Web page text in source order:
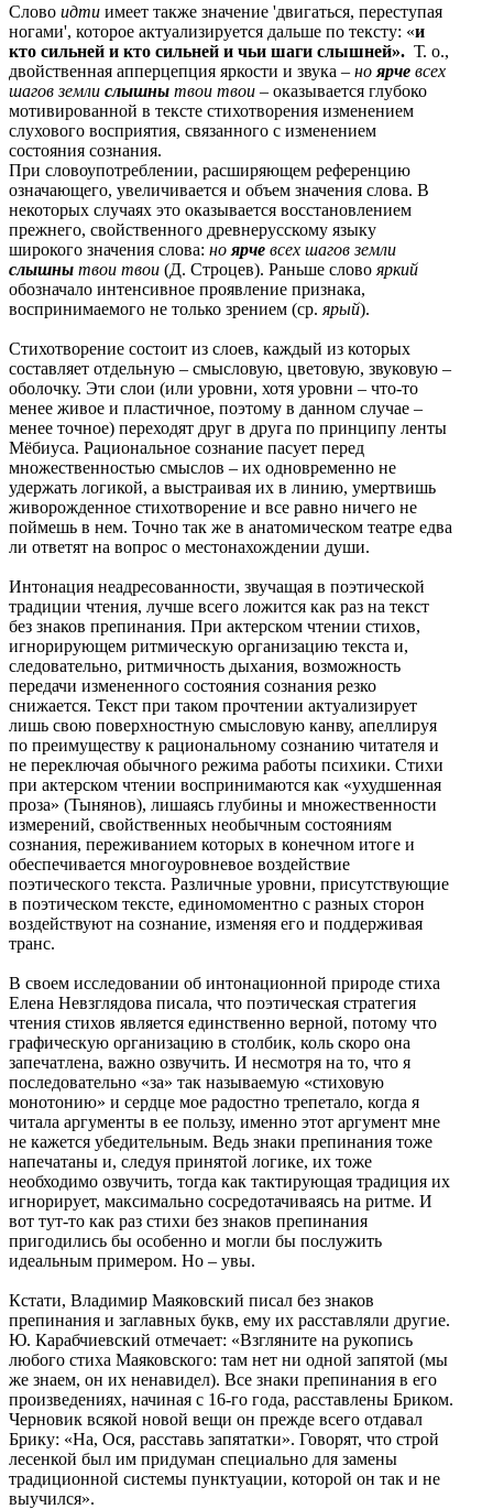
Слово идти имеет также значение 'двигаться, переступая
ногами', которое актуализируется дальше по тексту: «и
кто сильней и кто сильней и чьи шаги слышней». Т. о.,
двойственная апперцепция яркости и звука – но ярче всех
шагов земли слышны твои твои – оказывается глубоко
мотивированной в тексте стихотворения изменением
слухового восприятия, связанного с изменением
состояния сознания.
При словоупотреблении, расширяющем референцию
означающего, увеличивается и объем значения слова. В
некоторых случаях это оказывается восстановлением
прежнего, свойственного древнерусскому языку
широкого значения слова: но ярче всех шагов земли
слышны твои твои (Д. Строцев). Раньше слово яркий
обозначало интенсивное проявление признака,
воспринимаемого не только зрением (ср. ярый).
Стихотворение состоит из слоев, каждый из которых
составляет отдельную – смысловую, цветовую, звуковую –
оболочку. Эти слои (или уровни, хотя уровни – что-то
менее живое и пластичное, поэтому в данном случае –
менее точное) переходят друг в друга по принципу ленты
Мёбиуса. Рациональное сознание пасует перед
множественностью смыслов – их одновременно не
удержать логикой, а выстраивая их в линию, умертвишь
живорожденное стихотворение и все равно ничего не
поймешь в нем. Точно так же в анатомическом театре едва
ли ответят на вопрос о местонахождении души.
Интонация неадресованности, звучащая в поэтической
традиции чтения, лучше всего ложится как раз на текст
без знаков препинания. При актерском чтении стихов,
игнорирующем ритмическую организацию текста и,
следовательно, ритмичность дыхания, возможность
передачи измененного состояния сознания резко
снижается. Текст при таком прочтении актуализирует
лишь свою поверхностную смысловую канву, апеллируя
по преимуществу к рациональному сознанию читателя и
не переключая обычного режима работы психики. Стихи
при актерском чтении воспринимаются как «ухудшенная
проза» (Тынянов), лишаясь глубины и множественности
измерений, свойственных необычным состояниям
сознания, переживанием которых в конечном итоге и
обеспечивается многоуровневое воздействие
поэтического текста. Различные уровни, присутствующие
в поэтическом тексте, единомоментно с разных сторон
воздействуют на сознание, изменяя его и поддерживая
транс.
В своем исследовании об интонационной природе стиха
Елена Невзглядова писала, что поэтическая стратегия
чтения стихов является единственно верной, потому что
графическую организацию в столбик, коль скоро она
запечатлена, важно озвучить. И несмотря на то, что я
последовательно «за» так называемую «стиховую
монотонию» и сердце мое радостно трепетало, когда я
читала аргументы в ее пользу, именно этот аргумент мне
не кажется убедительным. Ведь знаки препинания тоже
напечатаны и, следуя принятой логике, их тоже
необходимо озвучить, тогда как тактирующая традиция их
игнорирует, максимально сосредотачиваясь на ритме. И
вот тут-то как раз стихи без знаков препинания
пригодились бы особенно и могли бы послужить
идеальным примером. Но – увы.
Кстати, Владимир Маяковский писал без знаков
препинания и заглавных букв, ему их расставляли другие.
Ю. Карабчиевский отмечает: «Взгляните на рукопись
любого стиха Маяковского: там нет ни одной запятой (мы
же знаем, он их ненавидел). Все знаки препинания в его
произведениях, начиная с 16-го года, расставлены Бриком.
Черновик всякой новой вещи он прежде всего отдавал
Брику: «На, Ося, расставь запятатки». Говорят, что строй
лесенкой был им придуман специально для замены
традиционной системы пунктуации, которой он так и не
выучился».